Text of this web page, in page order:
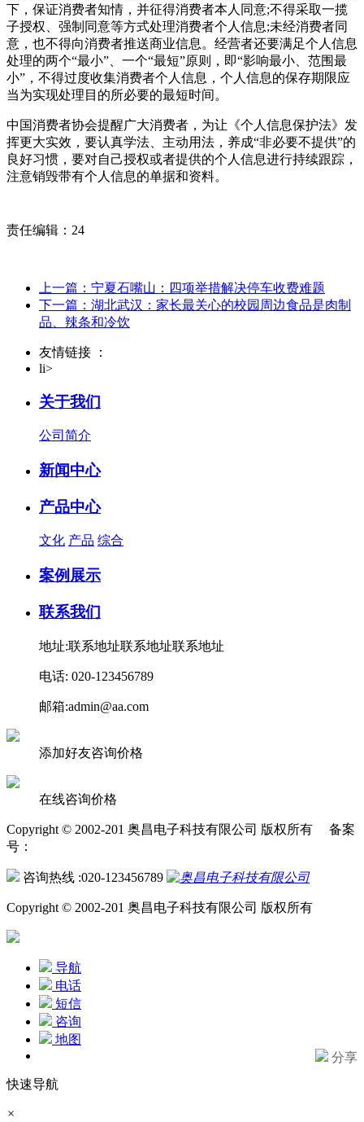
下，保证消费者知情，并征得消费者本人同意;不得采取一揽
子授权、强制同意等方式处理消费者个人信息;未经消费者同
意，也不得向消费者推送商业信息。经营者还要满足个人信息
处理的两个“最小”、一个“最短”原则，即“影响最小、范围最
小”，不得过度收集消费者个人信息，个人信息的保存期限应
当为实现处理目的所必要的最短时间。
中国消费者协会提醒广大消费者，为让《个人信息保护法》发
挥更大实效，要认真学法、主动用法，养成“非必要不提供”的
良好习惯，要对自己授权或者提供的个人信息进行持续跟踪，
注意销毁带有个人信息的单据和资料。
责任编辑：24
上一篇：宁夏石嘴山：四项举措解决停车收费难题
下一篇：湖北武汉：家长最关心的校园周边食品是肉制
品、辣条和冷饮
友情链接 ：
li>
关于我们
公司简介
新闻中心
产品中心
文化 产品 综合
案例展示
联系我们
地址:联系地址联系地址联系地址
电话: 020-123456789
邮箱:admin@aa.com
添加好友咨询价格
在线咨询价格
Copyright © 2002-201 奥昌电子科技有限公司 版权所有 备案
号：
咨询热线 :020-123456789
Copyright © 2002-201 奥昌电子科技有限公司 版权所有
导航
电话
短信
咨询
地图
分享
快速导航
×